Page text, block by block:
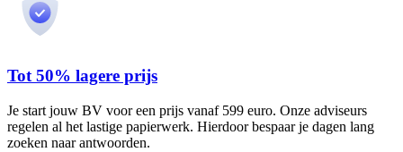
Tot 50% lagere prijs
Je start jouw BV voor een prijs vanaf 599 euro. Onze adviseurs
regelen al het lastige papierwerk. Hierdoor bespaar je dagen lang
zoeken naar antwoorden.